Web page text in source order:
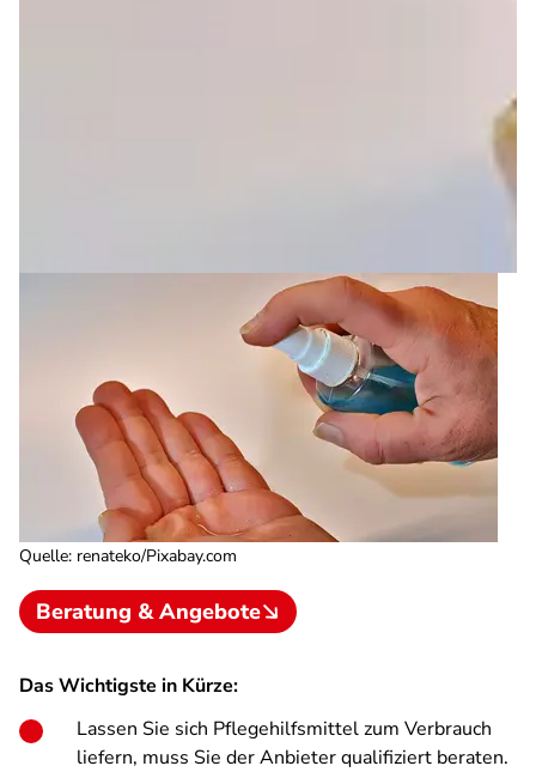
Quelle: renateko/Pixabay.com
Beratung & Angebote
Das Wichtigste in Kürze:
Lassen Sie sich Pflegehilfsmittel zum Verbrauch
liefern, muss Sie der Anbieter qualifiziert beraten.